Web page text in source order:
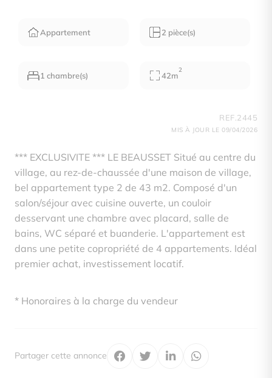
Appartement 2 pièce(s)
1 chambre(s) 42m
2
REF.2445
MIS À JOUR LE 09/04/2026
*** EXCLUSIVITE *** LE BEAUSSET Situé au centre du
village, au rez-de-chaussée d'une maison de village,
bel appartement type 2 de 43 m2. Composé d'un
salon/séjour avec cuisine ouverte, un couloir
desservant une chambre avec placard, salle de
bains, WC séparé et buanderie. L'appartement est
dans une petite copropriété de 4 appartements. Idéal
premier achat, investissement locatif.
* Honoraires à la charge du vendeur
Partager cette annonce